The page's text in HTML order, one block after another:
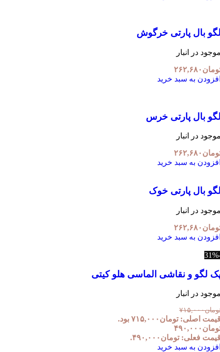
بال پارتی خرگوش
در انبار
۲۶۲,۶۸۰
به سبد خرید
بال پارتی خرس
در انبار
۲۶۲,۶۸۰
به سبد خرید
بال پارتی خوک
در انبار
۲۶۲,۶۸۰
به سبد خرید
-
لگو و نقاشی الماسی هلو کیتی
در انبار
۷۱۵,۰۰۰
اصلی: تومان۷۱۵,۰۰۰ بود.
۴۹۰,۰۰۰
فعلی: تومان۴۹۰,۰۰۰.
به سبد خرید